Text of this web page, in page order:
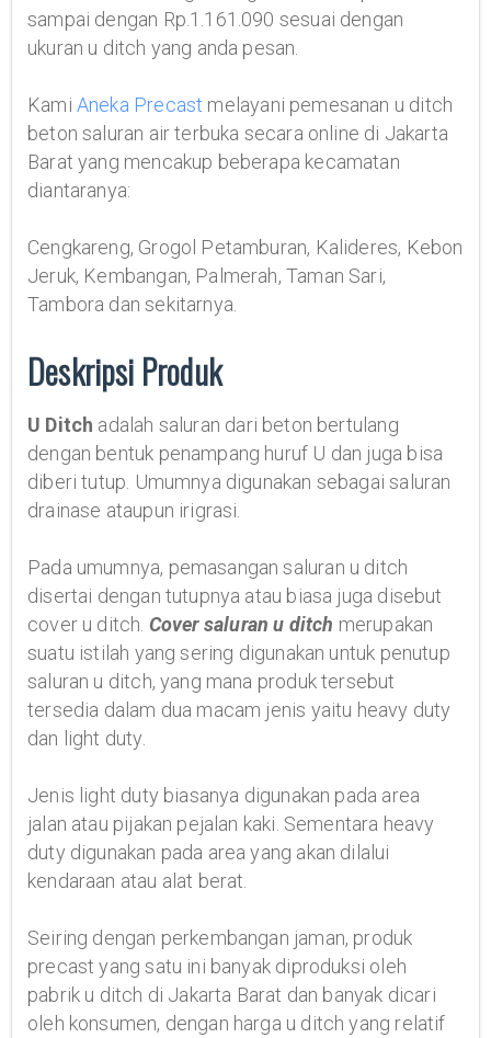
sampai dengan Rp.1.161.090 sesuai dengan
ukuran u ditch yang anda pesan.
Kami Aneka Precast melayani pemesanan u ditch
beton saluran air terbuka secara online di Jakarta
Barat yang mencakup beberapa kecamatan
diantaranya:
Cengkareng, Grogol Petamburan, Kalideres, Kebon
Jeruk, Kembangan, Palmerah, Taman Sari,
Tambora dan sekitarnya.
Deskripsi Produk
U Ditch adalah saluran dari beton bertulang
dengan bentuk penampang huruf U dan juga bisa
diberi tutup. Umumnya digunakan sebagai saluran
drainase ataupun irigrasi.
Pada umumnya, pemasangan saluran u ditch
disertai dengan tutupnya atau biasa juga disebut
cover u ditch. Cover saluran u ditch merupakan
suatu istilah yang sering digunakan untuk penutup
saluran u ditch, yang mana produk tersebut
tersedia dalam dua macam jenis yaitu heavy duty
dan light duty.
Jenis light duty biasanya digunakan pada area
jalan atau pijakan pejalan kaki. Sementara heavy
duty digunakan pada area yang akan dilalui
kendaraan atau alat berat.
Seiring dengan perkembangan jaman, produk
precast yang satu ini banyak diproduksi oleh
pabrik u ditch di Jakarta Barat dan banyak dicari
oleh konsumen, dengan harga u ditch yang relatif